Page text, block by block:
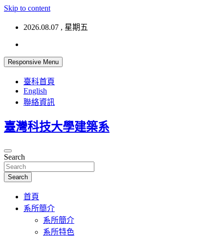
Skip to content
2026.08.07 , 星期五
Responsive Menu
臺科首頁
English
聯絡資訊
臺灣科技大學建築系
Search
Search
首頁
系所簡介
系所簡介
系所特色